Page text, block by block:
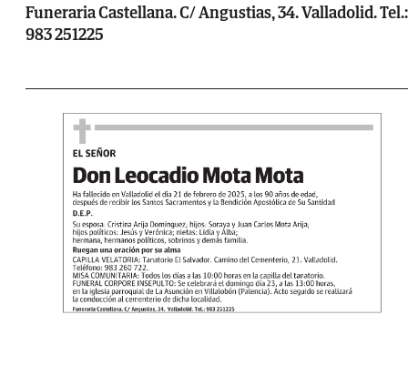
Funeraria Castellana. C/ Angustias, 34. Valladolid. Tel.:
983 251225